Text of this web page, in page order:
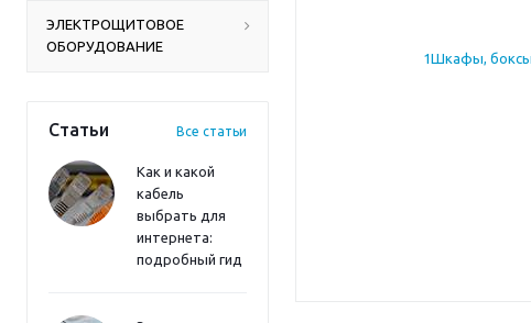
ЭЛЕКТРОЩИТОВОЕ
ОБОРУДОВАНИЕ
Статьи Все статьи
Как и какой
кабель
выбрать для
интернета:
подробный гид